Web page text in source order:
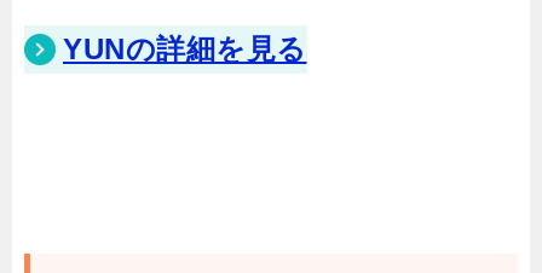
YUNの詳細を見る